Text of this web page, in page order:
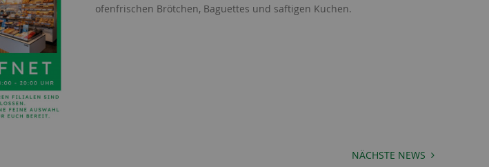
ofenfrischen Brötchen, Baguettes und saftigen Kuchen.
NÄCHSTE NEWS